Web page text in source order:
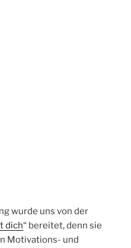
wurde uns von der
dich“ bereitet, denn sie
Motivations- und